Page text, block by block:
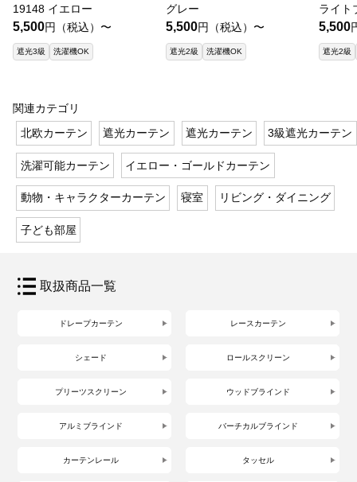
19148 イエロー
5,500円（税込）〜
遮光3級 洗濯機OK
グレー
5,500円（税込）〜
遮光2級 洗濯機OK
ライト
5,500
遮光2級
関連カテゴリ
北欧カーテン
遮光カーテン 遮光カーテン 3級遮光カーテン
洗濯可能カーテン イエロー・ゴールドカーテン
動物・キャラクターカーテン 寝室 リビング・ダイニング
子ども部屋
取扱商品一覧
ドレープカーテン レースカーテン
シェード ロールスクリーン
プリーツスクリーン ウッドブラインド
アルミブラインド バーチカルブラインド
カーテンレール タッセル